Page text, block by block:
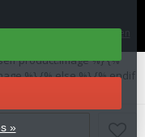
Lees 9/10 beoordelingen
product.image %}{%
%}{% else %}{% endif
»